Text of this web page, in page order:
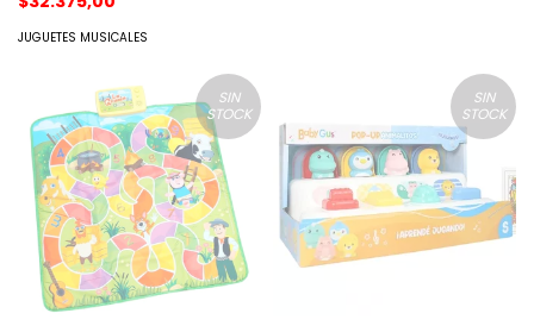
JUGUETES MUSICALES
SIN
STOCK
SIN
STOCK